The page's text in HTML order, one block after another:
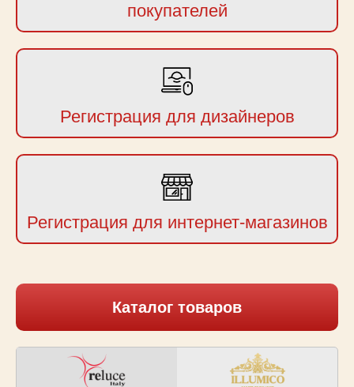
покупателей
Регистрация для дизайнеров
Регистрация для интернет-магазинов
Каталог товаров